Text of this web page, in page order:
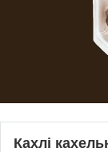
Кахлі